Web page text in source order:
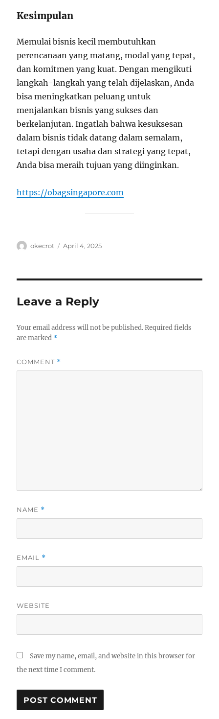
Kesimpulan
Memulai bisnis kecil membutuhkan
perencanaan yang matang, modal yang tepat,
dan komitmen yang kuat. Dengan mengikuti
langkah-langkah yang telah dijelaskan, Anda
bisa meningkatkan peluang untuk
menjalankan bisnis yang sukses dan
berkelanjutan. Ingatlah bahwa kesuksesan
dalam bisnis tidak datang dalam semalam,
tetapi dengan usaha dan strategi yang tepat,
Anda bisa meraih tujuan yang diinginkan.
https://obagsingapore.com
Author
okecrot
Posted
April 4, 2025
Leave a Reply
Your email address will not be published. Required fields
are marked *
COMMENT *
NAME *
EMAIL *
WEBSITE
Save my name, email, and website in this browser for
the next time I comment.